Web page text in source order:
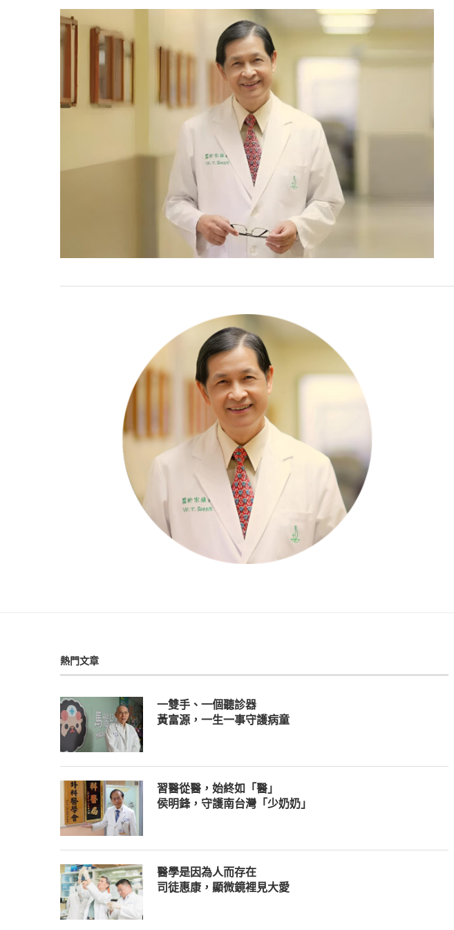
熱門文章
一雙手、一個聽診器
黃富源，一生一事守護病童
習醫從醫，始終如「醫」
侯明鋒，守護南台灣「少奶奶」
醫學是因為人而存在
司徒惠康，顯微鏡裡見大愛